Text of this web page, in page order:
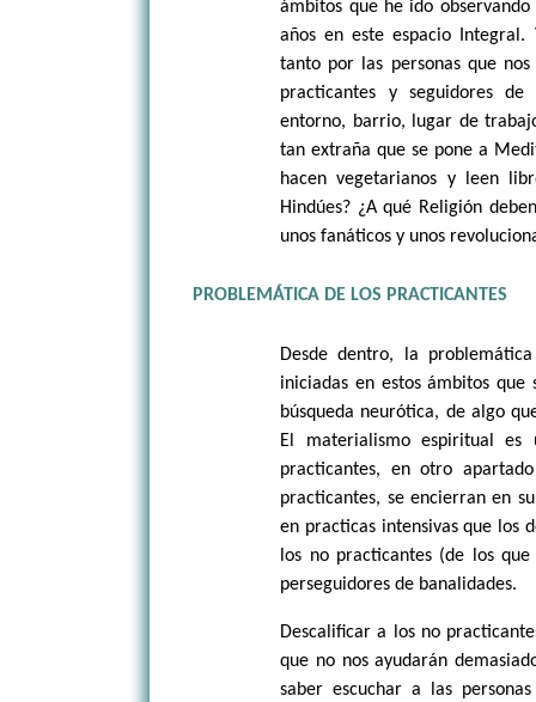
ámbitos que he ido
años en este espacio Integral.
tanto por las personas que
practicantes y seguidores
entorno, barrio, lugar de
tan extraña que se pone a
hacen vegetarianos y leen
Hindúes? ¿A qué Religión
unos fanáticos y unos
PROBLEMÁTICA DE LOS PRACTICANTES
Desde dentro, la
iniciadas en estos ámbitos que
búsqueda neurótica, de algo
El materialismo espiritual
practicantes, en otro
practicantes, se encierran en
en practicas intensivas que los
los no practicantes (de los
perseguidores de banalidades.
Descalificar a los no
que no nos ayudarán
saber escuchar a las